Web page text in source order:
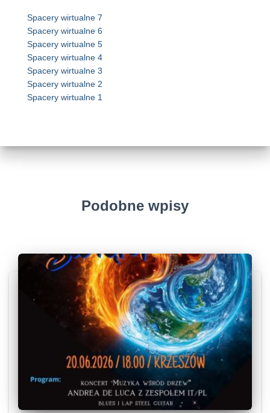
Spacery wirtualne 7
Spacery wirtualne 6
Spacery wirtualne 5
Spacery wirtualne 4
Spacery wirtualne 3
Spacery wirtualne 2
Spacery wirtualne 1
Podobne wpisy